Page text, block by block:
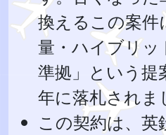
換えるこの案件
量・ハイブリッ
準拠」という提
年に落札されま
この契約は、英